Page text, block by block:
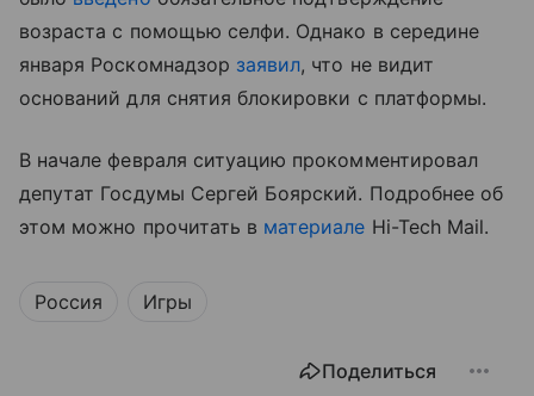
возраста с помощью селфи. Однако в середине
января Роскомнадзор заявил, что не видит
оснований для снятия блокировки с платформы.
В начале февраля ситуацию прокомментировал
депутат Госдумы Сергей Боярский. Подробнее об
этом можно прочитать в материале Hi-Tech Mail.
Россия Игры
Поделиться